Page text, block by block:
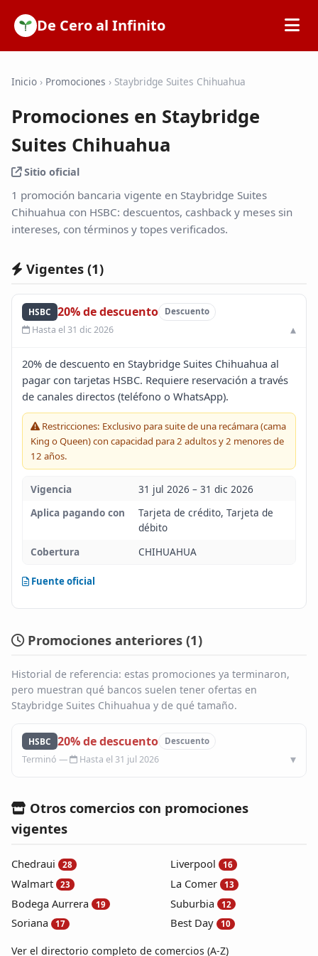
De Cero al Infinito
SOFIPOs
Calculadoras
Promociones
Blog
Infinito
Inicio › Promociones › Staybridge Suites Chihuahua
Promociones en Staybridge
Suites Chihuahua
Sitio oficial
1 promoción bancaria vigente en Staybridge Suites
Chihuahua con HSBC: descuentos, cashback y meses sin
intereses, con términos y topes verificados.
Vigentes (1)
HSBC 20% de descuento Descuento
Hasta el 31 dic 2026
20% de descuento en Staybridge Suites Chihuahua al
pagar con tarjetas HSBC. Requiere reservación a través
de canales directos (teléfono o WhatsApp).
Restricciones: Exclusivo para suite de una recámara (cama
King o Queen) con capacidad para 2 adultos y 2 menores de
12 años.
Vigencia
31 jul 2026 – 31 dic 2026
Aplica pagando con
Tarjeta de crédito, Tarjeta de
débito
Cobertura
CHIHUAHUA
Fuente oficial
Promociones anteriores (1)
Historial de referencia: estas promociones ya terminaron,
pero muestran qué bancos suelen tener ofertas en
Staybridge Suites Chihuahua y de qué tamaño.
HSBC 20% de descuento Descuento
Hasta el 31 jul 2026
Otros comercios con promociones
vigentes
Chedraui 28
Walmart 23
Bodega Aurrera 19
Soriana 17
Liverpool 16
La Comer 13
Suburbia 12
Best Day 10
Ver el directorio completo de comercios (A-Z)